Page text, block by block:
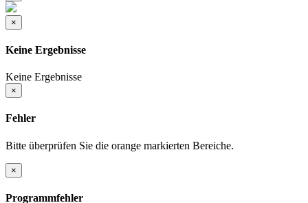
×
Keine Ergebnisse
Keine Ergebnisse
×
Fehler
Bitte überprüfen Sie die orange markierten Bereiche.
×
Programmfehler